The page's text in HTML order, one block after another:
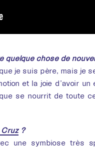
quelque chose de
je suis père, mais je
et la joie d’avoir
se nourrit de toute
?
une symbiose très